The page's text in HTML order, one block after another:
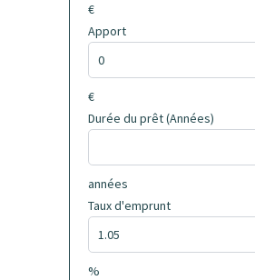
€
Apport
€
Durée du prêt (Années)
années
Taux d'emprunt
%